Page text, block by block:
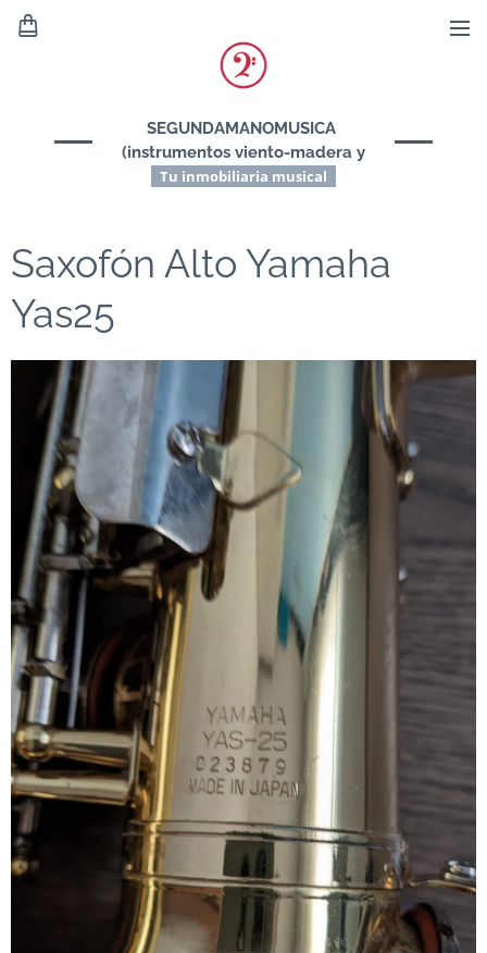
SEGUNDAMANOMUSICA
(instrumentos viento-madera y
viento-metal)
Tu inmobiliaria musical
Saxofón Alto Yamaha
Yas25